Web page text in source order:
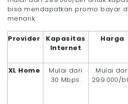
bisa mendapatkan promo bayar
menarik.
Provider
Kapasitas
Internet
Harga
XL Home
Mulai dari
30 Mbps.
Mulai dari
299.000/